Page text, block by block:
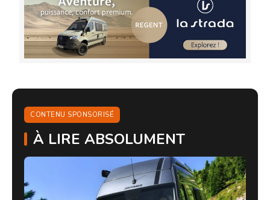
CONTENU SPONSORISÉ
À LIRE ABSOLUMENT